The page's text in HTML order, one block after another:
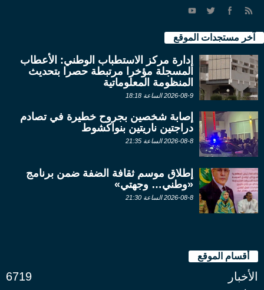
آخر مستجدات الموقع
إدارة مركز الاستطباب الوطني: الأعطاب
المسجلة مؤخرا مرتبطة حصرا بتحديث
المنظومة المعلوماتية
2026-08-9 الساعة 18:18
إصابة شخصين بجروح خطيرة في تصادم
دراجتين ناريتين بنواكشوط
2026-08-8 الساعة 21:35
إطلاق موسم ثقافة الضفة ضمن برنامج
«وطني… وجهتي»
2026-08-8 الساعة 21:30
أقسام الموقع
الأخبار
6719